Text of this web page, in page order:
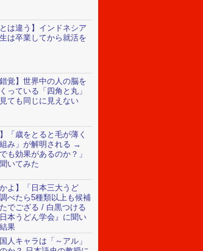
とは違う】インドネシア
は卒業してから就活を
錯覚】世界中の人の脳を
っている「四角と丸」
ても同じに見えない
】「歳をとると毛が薄く
み」が解明される →
でも効果があるのか？」
いてみた
かよ】「日本三大うど
べたら5種類以上も候補
でござる / 白黒つける
本うどん学会』に聞い
果
人キャラは「～アル」